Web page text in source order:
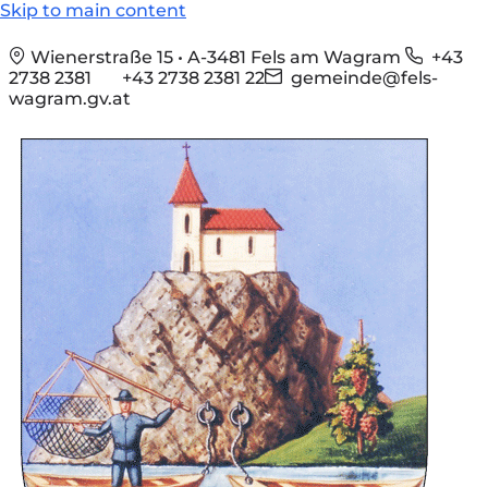
Skip to main content
Wienerstraße 15 • A-3481 Fels am Wagram
+43
2738 2381
+43 2738 2381 22
gemeinde@fels-
wagram.gv.at